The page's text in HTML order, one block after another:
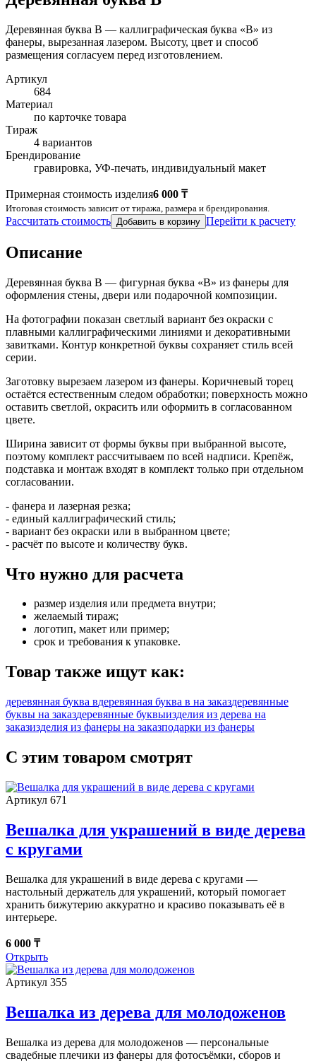
Деревянная буква В — каллиграфическая буква «В» из
фанеры, вырезанная лазером. Высоту, цвет и способ
размещения согласуем перед изготовлением.
Артикул
684
Материал
по карточке товара
Тираж
4 вариантов
Брендирование
гравировка, УФ-печать, индивидуальный макет
Примерная стоимость изделия6 000 ₸
Итоговая стоимость зависит от тиража, размера и брендирования.
Рассчитать стоимость Добавить в корзину Перейти к расчету
Описание
Деревянная буква В — фигурная буква «В» из фанеры для
оформления стены, двери или подарочной композиции.
На фотографии показан светлый вариант без окраски с
плавными каллиграфическими линиями и декоративными
завитками. Контур конкретной буквы сохраняет стиль всей
серии.
Заготовку вырезаем лазером из фанеры. Коричневый торец
остаётся естественным следом обработки; поверхность можно
оставить светлой, окрасить или оформить в согласованном
цвете.
Ширина зависит от формы буквы при выбранной высоте,
поэтому комплект рассчитываем по всей надписи. Крепёж,
подставка и монтаж входят в комплект только при отдельном
согласовании.
- фанера и лазерная резка;
- единый каллиграфический стиль;
- вариант без окраски или в выбранном цвете;
- расчёт по высоте и количеству букв.
Что нужно для расчета
размер изделия или предмета внутри;
желаемый тираж;
логотип, макет или пример;
срок и требования к упаковке.
Товар также ищут как:
деревянная буква вдеревянная буква в на заказдеревянные
буквы на заказдеревянные буквыизделия из дерева на
заказизделия из фанеры на заказподарки из фанеры
С этим товаром смотрят
Артикул 671
Вешалка для украшений в виде дерева
с кругами
Вешалка для украшений в виде дерева с кругами —
настольный держатель для украшений, который помогает
хранить бижутерию аккуратно и красиво показывать её в
интерьере.
6 000 ₸
Открыть
Артикул 355
Вешалка из дерева для молодоженов
Вешалка из дерева для молодоженов — персональные
свадебные плечики из фанеры для фотосъёмки, сборов и